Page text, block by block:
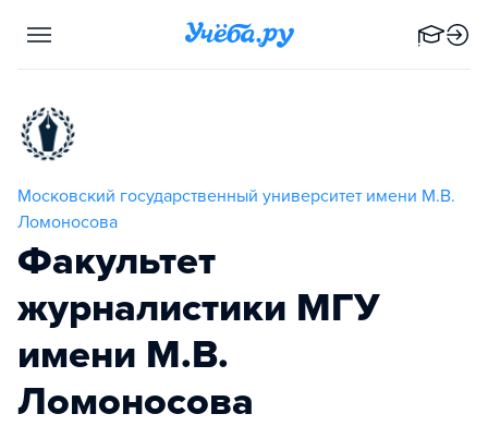
Московский государственный университет имени М.В.
Ломоносова
Факультет
журналистики МГУ
имени М.В.
Ломоносова